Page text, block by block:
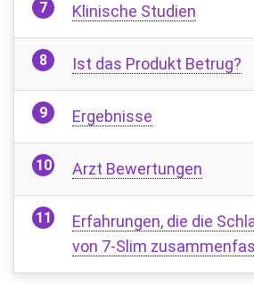
Klinische Studien
Ist das Produkt Betrug?
Ergebnisse
Arzt Bewertungen
Erfahrungen, die die
von 7-Slim